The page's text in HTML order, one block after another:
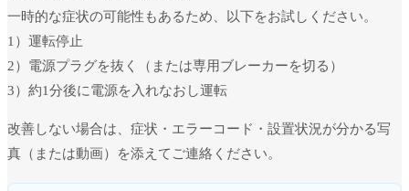
一時的な症状の可能性もあるため、以下をお試しください。
1）運転停止
2）電源プラグを抜く（または専用ブレーカーを切る）
3）約1分後に電源を入れなおし運転
改善しない場合は、症状・エラーコード・設置状況が分かる写
真（または動画）を添えてご連絡ください。